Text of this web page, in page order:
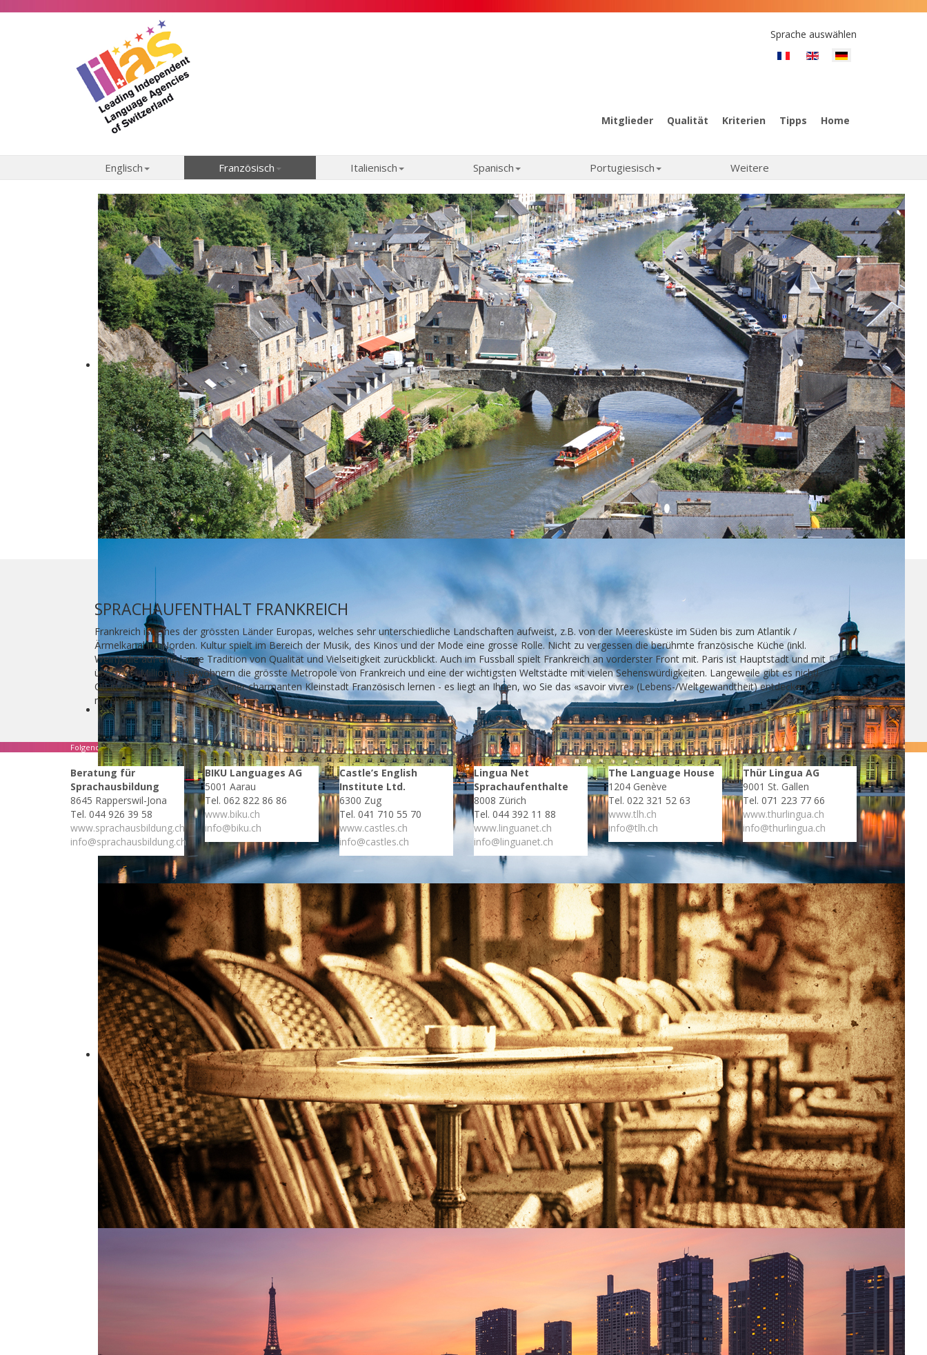
Sprache auswählen
Home
Tipps
Kriterien
Qualität
Mitglieder
Englisch Französisch Italienisch Spanisch Portugiesisch Weitere
SPRACHAUFENTHALT FRANKREICH
Frankreich ist eines der grössten Länder Europas, welches sehr unterschiedliche Landschaften aufweist, z.B. von der Meeresküste im Süden bis zum Atlantik /
Ärmelkanal im Norden. Kultur spielt im Bereich der Musik, des Kinos und der Mode eine grosse Rolle. Nicht zu vergessen die berühmte französische Küche (inkl.
Wein), die auf eine lange Tradition von Qualität und Vielseitigkeit zurückblickt. Auch im Fussball spielt Frankreich an vorderster Front mit. Paris ist Hauptstadt und mit
über zwei Millionen Einwohnern die grösste Metropole von Frankreich und eine der wichtigsten Weltstädte mit vielen Sehenswürdigkeiten. Langeweile gibt es nicht!
Ob in der Grossstadt oder in einer charmanten Kleinstadt Französisch lernen - es liegt an Ihnen, wo Sie das «savoir vivre» (Lebens-/Weltgewandtheit) entdecken
möchten!
Folgende Anbieter sind auf dieses Land spezialisiert:
Beratung für
Sprachausbildung
8645 Rapperswil-Jona
Tel. 044 926 39 58
www.sprachausbildung.ch
info@sprachausbildung.ch
BIKU Languages AG
5001 Aarau
Tel. 062 822 86 86
www.biku.ch
info@biku.ch
Castle’s English
Institute Ltd.
6300 Zug
Tel. 041 710 55 70
www.castles.ch
info@castles.ch
Lingua Net
Sprachaufenthalte
8008 Zürich
Tel. 044 392 11 88
www.linguanet.ch
info@linguanet.ch
The Language House
1204 Genève
Tel. 022 321 52 63
www.tlh.ch
info@tlh.ch
Thür Lingua AG
9001 St. Gallen
Tel. 071 223 77 66
www.thurlingua.ch
info@thurlingua.ch